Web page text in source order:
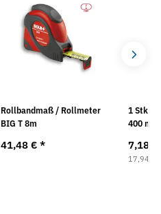
Rollbandmaß / Rollmeter
BIG T 8m
41,48 € *
1 Stk.
400 ml
7,18 €
17,94 €